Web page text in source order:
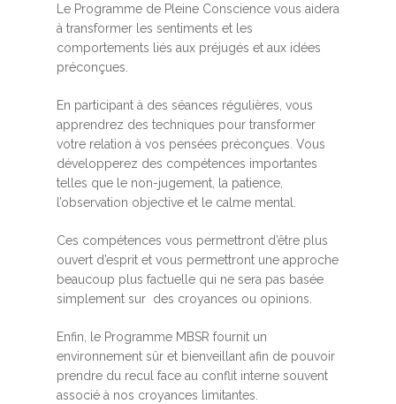
Le Programme de Pleine Conscience vous aidera
à transformer les sentiments et les
comportements liés aux préjugés et aux idées
préconçues.
En participant à des séances régulières, vous
apprendrez des techniques pour transformer
votre relation à vos pensées préconçues. Vous
développerez des compétences importantes
telles que le non-jugement, la patience,
l’observation objective et le calme mental.
Ces compétences vous permettront d’être plus
ouvert d’esprit et vous permettront une approche
beaucoup plus factuelle qui ne sera pas basée
simplement sur des croyances ou opinions.
Enfin, le Programme MBSR fournit un
environnement sûr et bienveillant afin de pouvoir
prendre du recul face au conflit interne souvent
associé à nos croyances limitantes.